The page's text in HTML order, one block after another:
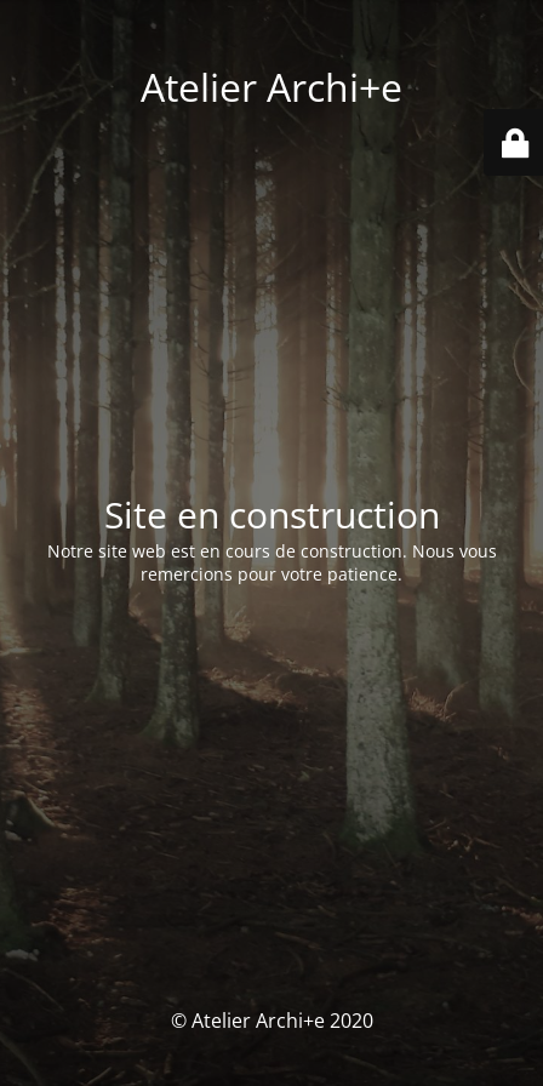
Atelier Archi+e
Site en construction
Notre site web est en cours de construction. Nous vous
remercions pour votre patience.
© Atelier Archi+e 2020